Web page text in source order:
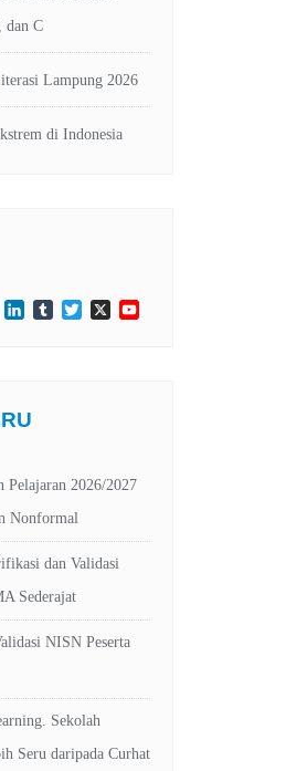
dan C
Lampung 2026
di Indonesia
GoogleLinkedInTumblrTwitter
X
Pelajaran 2026/2027
Nonformal
dan Validasi
Sederajat
NISN Peserta
Sekolah
Seru daripada Curhat